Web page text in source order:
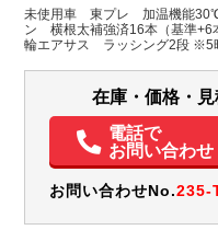
広島県
W:2,260
H:2,030
パワステ パワーウィ
未使用車 東プレ 加温機能
ン 横根太補強済16本（基準
輪エアサス ラッシング2段
在庫・価格・
電話で
お問い合わせ
お問い合わせNo.235-